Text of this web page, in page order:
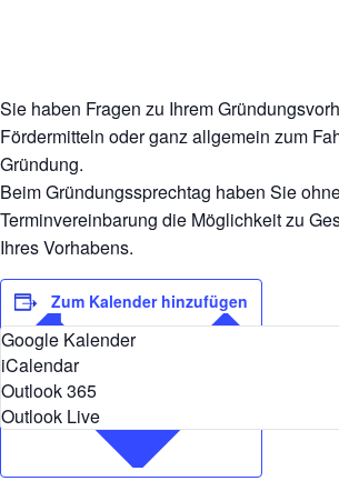
Sie haben Fragen zu Ihrem
Fördermitteln oder ganz allgemein zum
Gründung.
Beim Gründungssprechtag haben Sie
Terminvereinbarung die Möglichkeit zu
Ihres Vorhabens.
Zum Kalender hinzufügen
Google Kalender
iCalendar
Outlook 365
Outlook Live